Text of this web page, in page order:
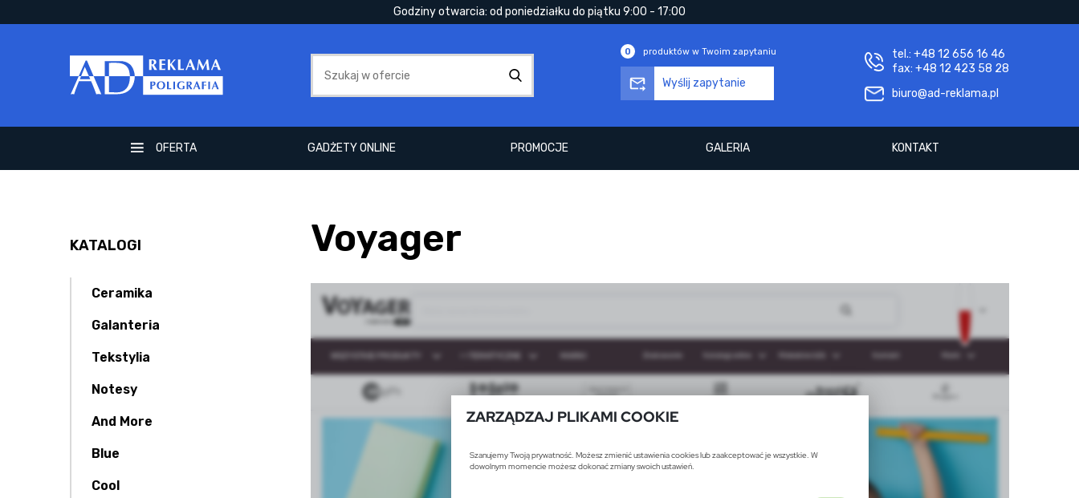
Godziny otwarcia: od poniedziałku do piątku 9:00 - 17:00
0 produktów w Twoim zapytaniu
Wyślij zapytanie
tel.: +48 12 656 16 46
fax: +48 12 423 58 28
biuro@ad-reklama.pl
OFERTA GADŻETY ONLINE PROMOCJE GALERIA KONTAKT
KATALOGI
Ceramika
Galanteria
Tekstylia
Notesy
And More
Blue
Cool
Voyager